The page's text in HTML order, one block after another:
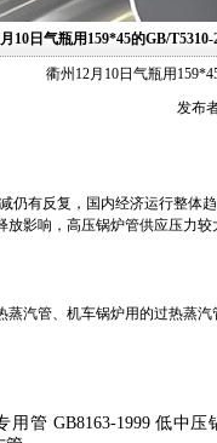
10日气瓶用159*45的GB/
衢州12月10日气瓶用
发布
仍有反复，国内经济运行整
影响，高压锅炉管供应压力
汽管、机车锅炉用的过热蒸
用管 GB8163-1999低中压